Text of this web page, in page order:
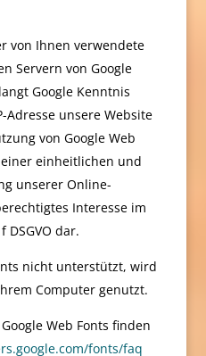
von Ihnen verwendete
Servern von Google
Google Kenntnis
unsere Website
von Google Web
einheitlichen und
unserer Online-
Interesse im
DSGVO dar.
nicht unterstützt, wird
Computer genutzt.
Web Fonts finden
fonts/faq